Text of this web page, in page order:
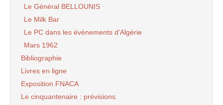
Le Général BELLOUNIS
Le Milk Bar
Le PC dans les évènements d’Algérie
Mars 1962
Bibliographie
Livres en ligne
Exposition FNACA
Le cinquantenaire : prévisions.